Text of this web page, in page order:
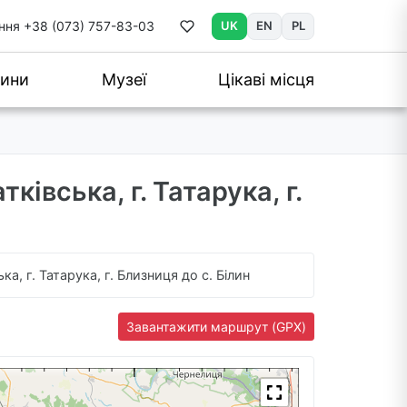
+38 (073) 757-83-03 UK EN PL
Музеї Цікаві місця
г. Татарука, г.
г. Татарука, г. Близниця до с. Білин
Завантажити маршрут (GPX)